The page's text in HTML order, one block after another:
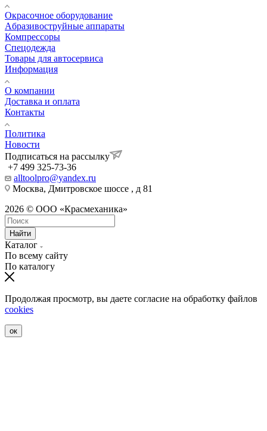
Окрасочное оборудование
Aбразивоструйные аппараты
Компрессоры
Спецодежда
Товары для автосервиса
Информация
О компании
Доставка и оплата
Контакты
Политика
Новости
Подписаться на рассылку
+7 499 325-73-36
alltoolpro@yandex.ru
Москва, Дмитровское шоссе , д 81
2026 © ООО «Красмеханика»
Найти
Каталог
По всему сайту
По каталогу
Продолжая просмотр, вы даете согласие на обработку файлов
cookies
ок